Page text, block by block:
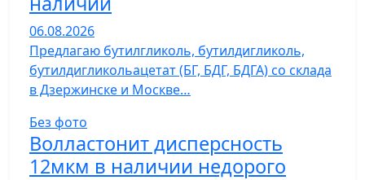
06.08.2026
Предлагаю бутилгликоль, бутилдигликоль,
бутилдигликольацетат (БГ, БДГ, БДГА) со склада
в Дзержинске и Москве…
Без фото
Волластонит дисперсность
12мкм в наличии недорого